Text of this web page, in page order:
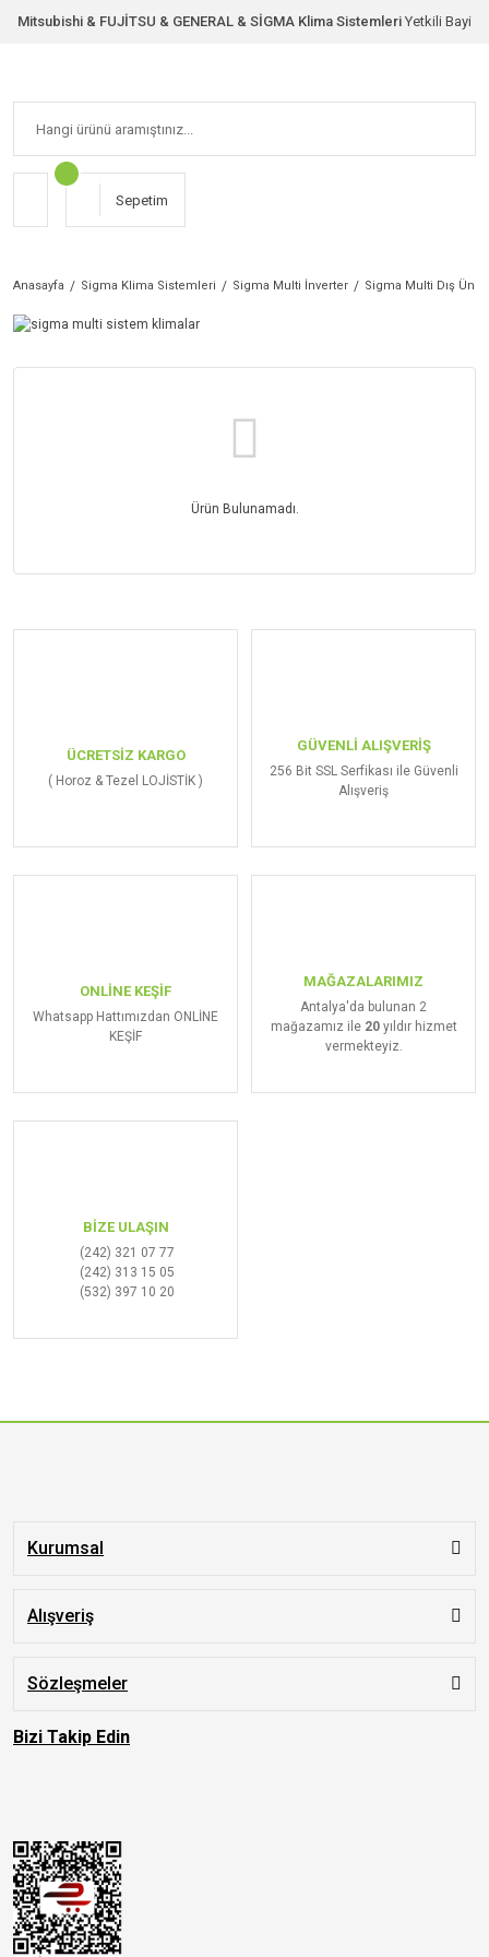
Mitsubishi & FUJİTSU & GENERAL & SİGMA Klima Sistemleri Yetkili Bayi
Sepetim
Anasayfa Sigma Klima Sistemleri Sigma Multi İnverter Sigma Multi Dış
Ürün Bulunamadı.
ÜCRETSİZ KARGO
( Horoz & Tezel LOJİSTİK )
GÜVENLİ ALIŞVERİŞ
256 Bit SSL Serfikası ile Güvenli
Alışveriş
ONLİNE KEŞİF
Whatsapp Hattımızdan ONLİNE
KEŞİF
MAĞAZALARIMIZ
Antalya'da bulunan 2
mağazamız ile 20yıldır hizmet
vermekteyiz.
BİZE ULAŞIN
(242) 321 07 77
(242) 313 15 05
(532) 397 10 20
Kurumsal
Alışveriş
Sözleşmeler
Bizi Takip Edin